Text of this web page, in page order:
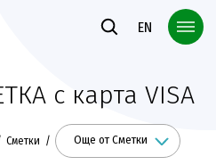
EN
с карта VISA
Сметки Още от Сметки